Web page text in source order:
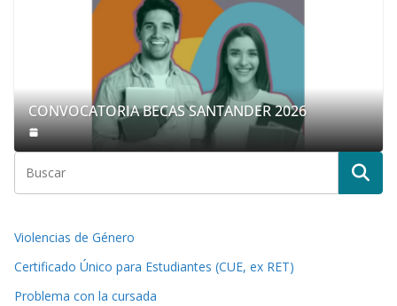
CONVOCATORIA BECAS SANTANDER 2026
Violencias de Género
Certificado Único para Estudiantes (CUE, ex RET)
Problema con la cursada